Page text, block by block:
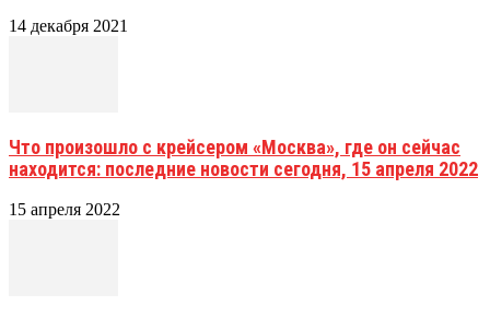
14 декабря 2021
Что произошло с крейсером «Москва», где он сейчас
находится: последние новости сегодня, 15 апреля 2022
15 апреля 2022